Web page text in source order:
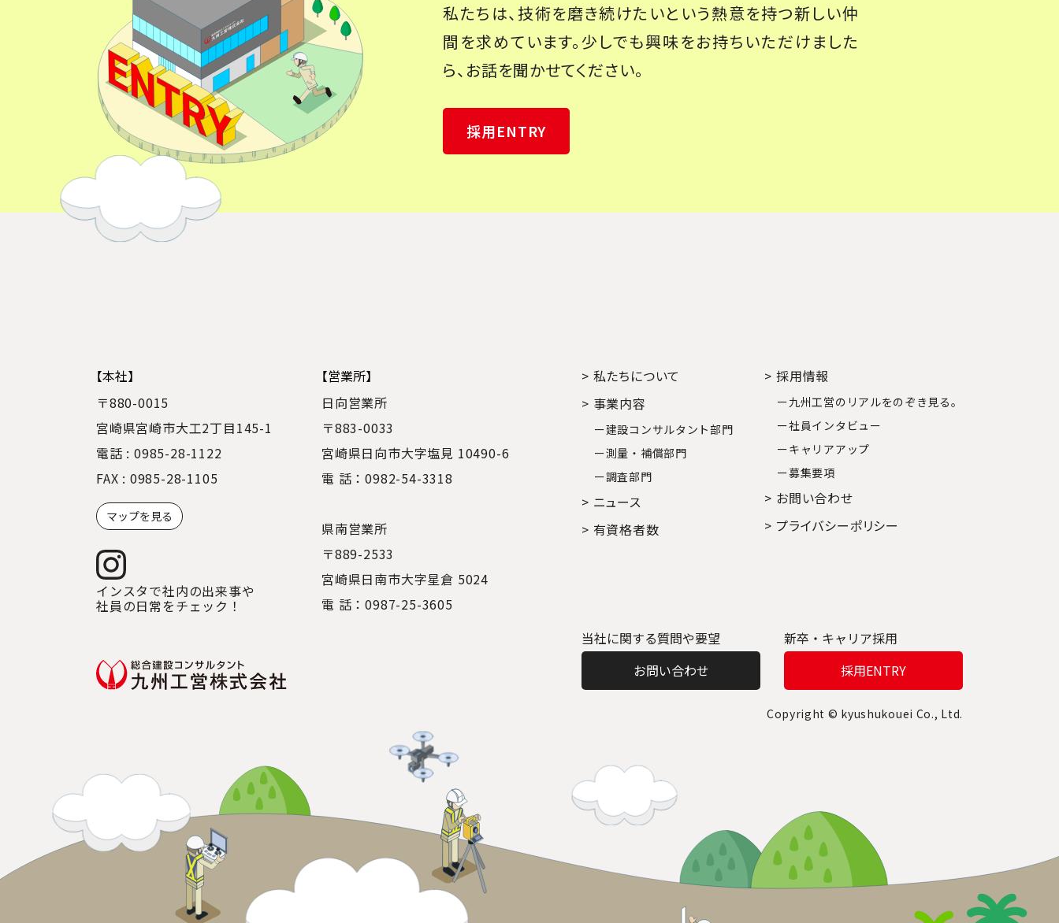
私たちは、技術を磨き続けたいという熱意を持つ新しい仲
間を求めています。少しでも興味をお持ちいただけました
ら、お話を聞かせてください。
採用ENTRY
【本社】
〒880-0015
宮崎県宮崎市大工2丁目145-1
電話 : 0985-28-1122
FAX : 0985-28-1105
マップを見る
インスタで社内の出来事や
社員の日常をチェック！
【営業所】
日向営業所
〒883-0033
宮崎県日向市大字塩見 10490-6
電 話：0982-54-3318
県南営業所
〒889-2533
宮崎県日南市大字星倉 5024
電 話：0987-25-3605
> 私たちについて
> 事業内容
ー建設コンサルタント部門
ー測量・補償部門
ー調査部門
> ニュース
> 有資格者数
> 採用情報
ー九州工営のリアルをのぞき見る｡
ー社員インタビュー
ーキャリアアップ
ー募集要項
> お問い合わせ
> プライバシーポリシー
当社に関する質問や要望
お問い合わせ
新卒・キャリア採用
採用ENTRY
Copyright © kyushukouei Co., Ltd.